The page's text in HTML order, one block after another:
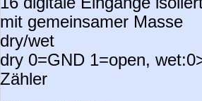
mit gemeinsamer Masse
dry/wet
dry 0=GND 1=open,
Zähler